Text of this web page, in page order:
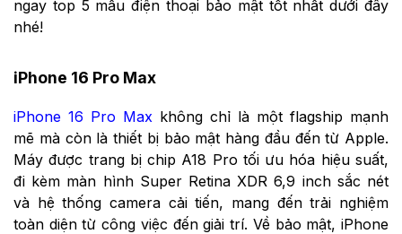
ngay top 5 mẫu điện thoại bảo mật tốt nhất dưới đây
nhé!
iPhone 16 Pro Max
iPhone 16 Pro Max không chỉ là một flagship mạnh
mẽ mà còn là thiết bị bảo mật hàng đầu đến từ Apple.
Máy được trang bị chip A18 Pro tối ưu hóa hiệu suất,
đi kèm màn hình Super Retina XDR 6,9 inch sắc nét
và hệ thống camera cải tiến, mang đến trải nghiệm
toàn diện từ công việc đến giải trí. Về bảo mật, iPhone